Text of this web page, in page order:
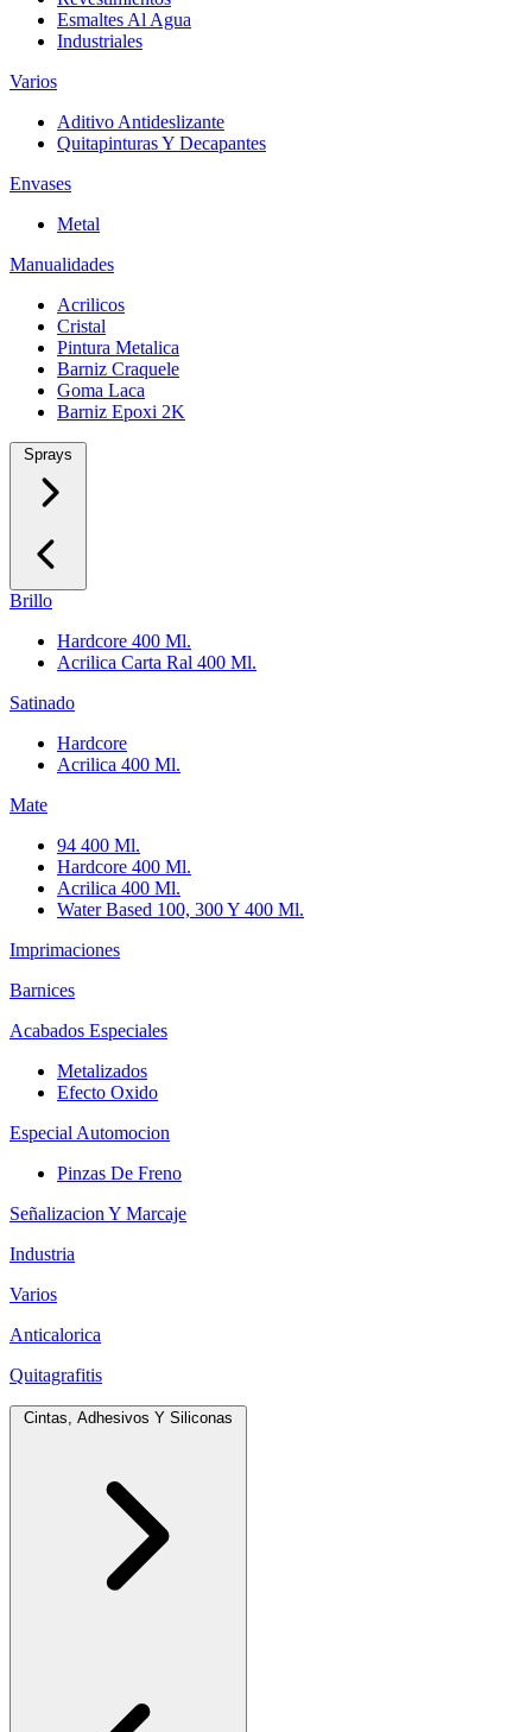
Esmaltes Al Agua
Industriales
Varios
Aditivo Antideslizante
Quitapinturas Y Decapantes
Envases
Metal
Manualidades
Acrilicos
Cristal
Pintura Metalica
Barniz Craquele
Goma Laca
Barniz Epoxi 2K
Sprays
Brillo
Hardcore 400 Ml.
Acrilica Carta Ral 400 Ml.
Satinado
Hardcore
Acrilica 400 Ml.
Mate
94 400 Ml.
Hardcore 400 Ml.
Acrilica 400 Ml.
Water Based 100, 300 Y 400 Ml.
Imprimaciones
Barnices
Acabados Especiales
Metalizados
Efecto Oxido
Especial Automocion
Pinzas De Freno
Señalizacion Y Marcaje
Industria
Varios
Anticalorica
Quitagrafitis
Cintas, Adhesivos Y Siliconas